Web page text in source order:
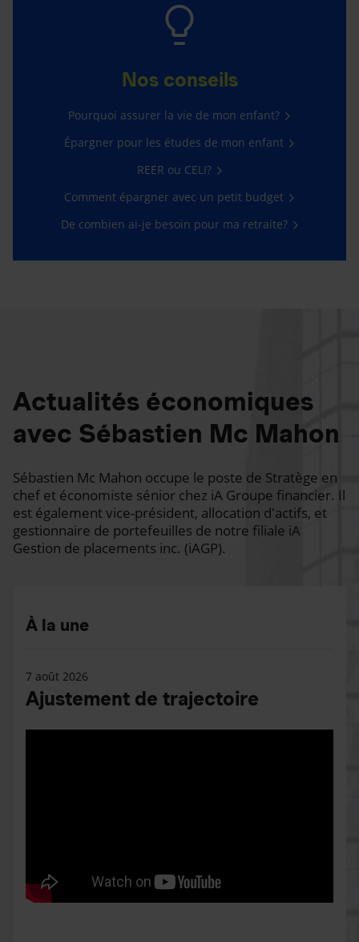
Nos conseils
Pourquoi assurer la vie de mon enfant?
Épargner pour les études de mon enfant
REER ou CELI?
Comment épargner avec un petit budget
De combien ai-je besoin pour ma retraite?
Actualités économiques
avec Sébastien Mc Mahon
Sébastien Mc Mahon occupe le poste de Stratège en
chef et économiste sénior chez iA Groupe financier. Il
est également vice-président, allocation d'actifs, et
gestionnaire de portefeuilles de notre filiale iA
Gestion de placements inc. (iAGP).
À la une
7 août 2026
Ajustement de trajectoire